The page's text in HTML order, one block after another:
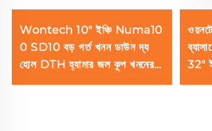
Wontech 10" ইঞ্চি Numa10
0 SD10 বড় গর্ত খনন ডাউন দ্য
হোল DTH হ্যামার জল কূপ খননের জ
ন্য ফাউন্ডেশন পাইলিং
32"